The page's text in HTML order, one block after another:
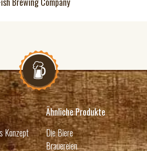
Konzept
Ähnliche Produkte
Die Biere
Brauereien